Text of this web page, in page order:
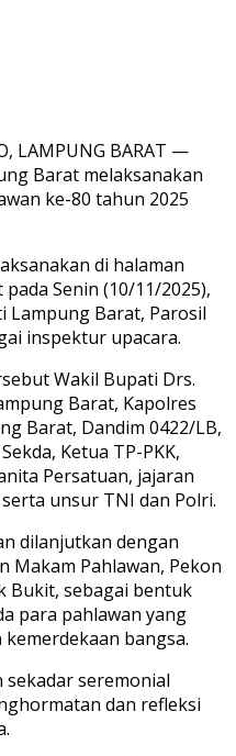
LAMPUNG BARAT —
Barat melaksanakan
ke-80 tahun 2025
di halaman
Senin (10/11/2025),
Lampung Barat, Parosil
inspektur upacara.
Wakil Bupati Drs.
Barat, Kapolres
Barat, Dandim 0422/LB,
Ketua TP-PKK,
Persatuan, jajaran
unsur TNI dan Polri.
dilanjutkan dengan
Makam Pahlawan, Pekon
Bukit, sebagai bentuk
para pahlawan yang
bangsa.
sekadar seremonial
dan refleksi